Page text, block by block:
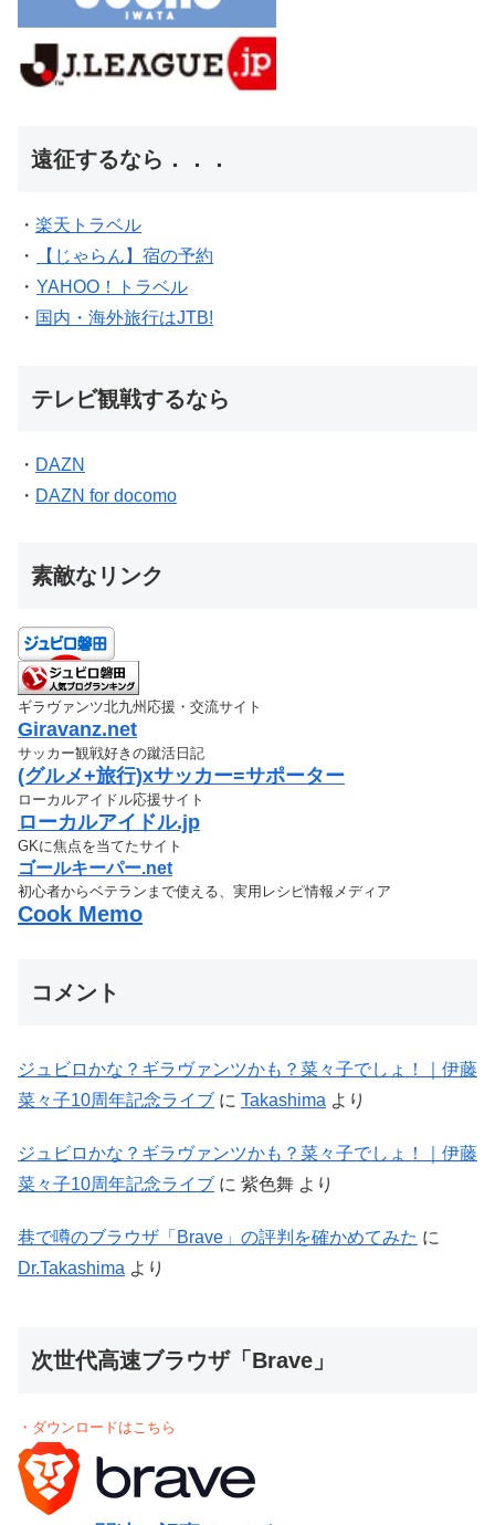
遠征するなら．．．
・ 楽天トラベル
・
【じゃらん】宿の予約
・ YAHOO！トラベル
・ 国内・海外旅行はJTB!
テレビ観戦するなら
・ DAZN
・ DAZN for docomo
素敵なリンク
ギラヴァンツ北九州応援・交流サイト
Giravanz.net
サッカー観戦好きの蹴活日記
(グルメ+旅行)xサッカー=サポーター
ローカルアイドル応援サイト
ローカルアイドル.jp
GKに焦点を当てたサイト
ゴールキーパー.net
初心者からベテランまで使える、実用レシピ情報メディア
Cook Memo
コメント
ジュビロかな？ギラヴァンツかも？菜々子でしょ！｜伊藤
菜々子10周年記念ライブ に Takashima より
ジュビロかな？ギラヴァンツかも？菜々子でしょ！｜伊藤
菜々子10周年記念ライブ に 紫色舞 より
巷で噂のブラウザ「Brave」の評判を確かめてみた に
Dr.Takashima より
次世代高速ブラウザ「Brave」
・ダウンロードはこちら